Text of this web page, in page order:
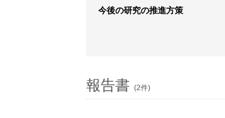
今後の研究の推進方策
報告書 (2件)